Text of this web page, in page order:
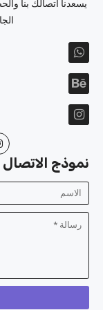
يسعدنا اتصالك بنا
نموذج الاتصال